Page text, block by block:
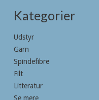
Kategorier
Udstyr
Garn
Spindefibre
Filt
Litteratur
Se mere